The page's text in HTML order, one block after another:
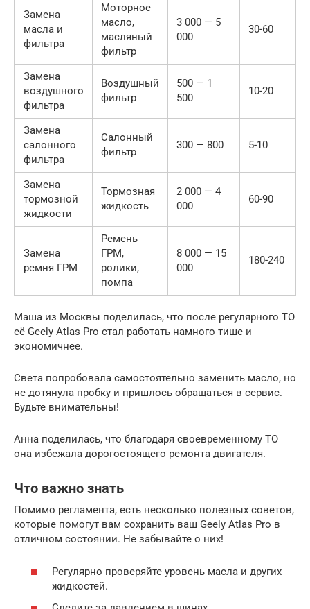
Замена
масла и
фильтра
Моторное
масло,
масляный
фильтр
3 000 — 5
000
30-60
Замена
воздушного
фильтра
Воздушный
фильтр
500 — 1
500
10-20
Замена
салонного
фильтра
Салонный
фильтр
300 — 800 5-10
Замена
тормозной
жидкости
Тормозная
жидкость
2 000 — 4
000
60-90
Замена
ремня ГРМ
Ремень
ГРМ,
ролики,
помпа
8 000 — 15
000
180-240
Маша из Москвы поделилась, что после регулярного ТО
её Geely Atlas Pro стал работать намного тише и
экономичнее.
Света попробовала самостоятельно заменить масло, но
не дотянула пробку и пришлось обращаться в сервис.
Будьте внимательны!
Анна поделилась, что благодаря своевременному ТО
она избежала дорогостоящего ремонта двигателя.
Что важно знать
Помимо регламента, есть несколько полезных советов,
которые помогут вам сохранить ваш Geely Atlas Pro в
отличном состоянии. Не забывайте о них!
Регулярно проверяйте уровень масла и других
жидкостей.